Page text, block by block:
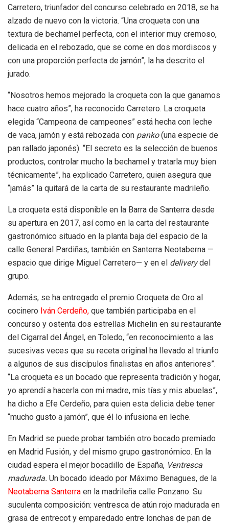
Carretero, triunfador del concurso celebrado en 2018, se ha
alzado de nuevo con la victoria. “Una croqueta con una
textura de bechamel perfecta, con el interior muy cremoso,
delicada en el rebozado, que se come en dos mordiscos y
con una proporción perfecta de jamón”, la ha descrito el
jurado.
“Nosotros hemos mejorado la croqueta con la que ganamos
hace cuatro años”, ha reconocido Carretero. La croqueta
elegida “Campeona de campeones” está hecha con leche
de vaca, jamón y está rebozada con panko(una especie de
pan rallado japonés). “El secreto es la selección de buenos
productos, controlar mucho la bechamel y tratarla muy bien
técnicamente”, ha explicado Carretero, quien asegura que
“jamás” la quitará de la carta de su restaurante madrileño.
La croqueta está disponible en la Barra de Santerra desde
su apertura en 2017, así como en la carta del restaurante
gastronómico situado en la planta baja del espacio de la
calle General Pardiñas, también en Santerra Neotaberna —
espacio que dirige Miguel Carretero— y en el deliverydel
grupo.
Además, se ha entregado el premio Croqueta de Oro al
cocinero Iván Cerdeño, que también participaba en el
concurso y ostenta dos estrellas Michelin en su restaurante
del Cigarral del Ángel, en Toledo, “en reconocimiento a las
sucesivas veces que su receta original ha llevado al triunfo
a algunos de sus discípulos finalistas en años anteriores”.
“La croqueta es un bocado que representa tradición y hogar,
yo aprendí a hacerla con mi madre, mis tías y mis abuelas”,
ha dicho a Efe Cerdeño, para quien esta delicia debe tener
“mucho gusto a jamón”, que él lo infusiona en leche.
En Madrid se puede probar también otro bocado premiado
en Madrid Fusión, y del mismo grupo gastronómico. En la
ciudad espera el mejor bocadillo de España, Ventresca
madurada. Un bocado ideado por Máximo Benagues, de la
Neotaberna Santerra en la madrileña calle Ponzano. Su
suculenta composición: ventresca de atún rojo madurada en
grasa de entrecot y emparedado entre lonchas de pan de